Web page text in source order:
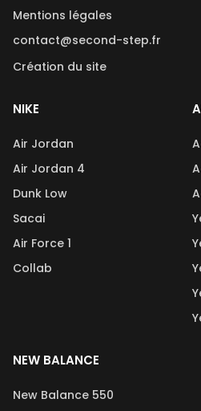
Mentions légales
contact@second-step.fr
Création du site
NIKE
Air Jordan
Air Jordan 4
Dunk Low
Sacai
Air Force 1
Collab
NEW BALANCE
New Balance 550